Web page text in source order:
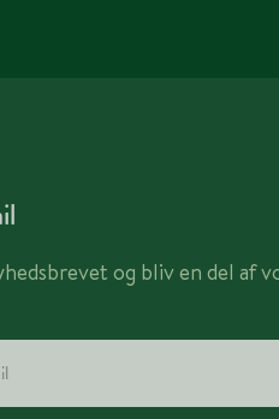
og bliv en del af